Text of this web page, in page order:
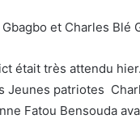
Gbagbo et Charles
était très attendu
Jeunes patriotes
Fatou Bensouda